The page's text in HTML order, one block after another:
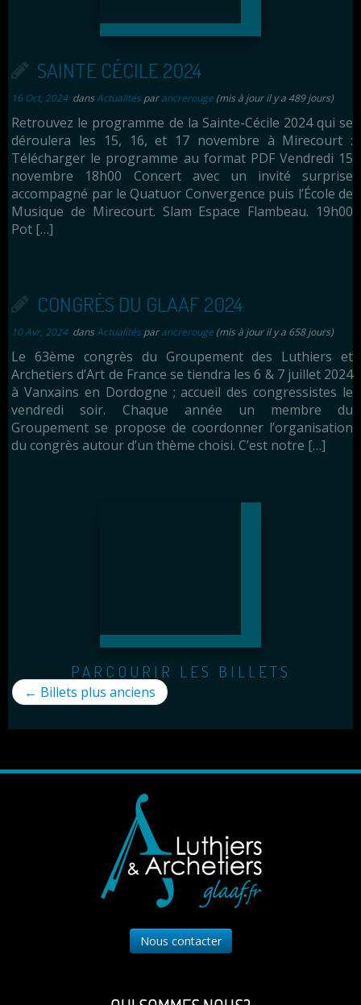
SAINTE CÉCILE 2024
16 Oct, 2024 dansActualités parancrerouge (mis à jour il y a 489 jours)
Retrouvez le programme de la Sainte-Cécile 2024 qui se
déroulera les 15, 16, et 17 novembre à Mirecourt :
Télécharger le programme au format PDF Vendredi 15
novembre 18h00 Concert avec un invité surprise
accompagné par le Quatuor Convergence puis l’École de
Musique de Mirecourt. Slam Espace Flambeau. 19h00
Pot […]
CONGRÈS DU GLAAF 2024
10 Avr, 2024 dansActualités parancrerouge (mis à jour il y a 658 jours)
Le 63ème congrès du Groupement des Luthiers et
Archetiers d’Art de France se tiendra les 6 & 7 juillet 2024
à Vanxains en Dordogne ; accueil des congressistes le
vendredi soir. Chaque année un membre du
Groupement se propose de coordonner l’organisation
du congrès autour d’un thème choisi. C’est notre […]
PARCOURIR LES BILLETS
← Billets plus anciens
Nous contacter